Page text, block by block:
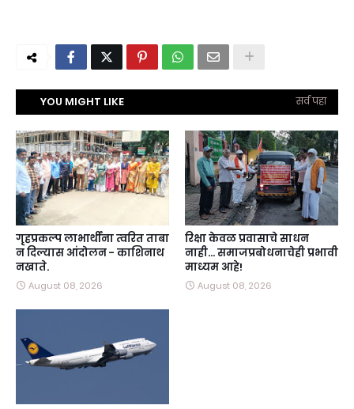
YOU MIGHT LIKE सर्व पहा
गृहप्रकल्प लाभार्थींना त्वरित ताबा
न दिल्यास आंदोलन - काशिनाथ
नखाते.
August 08, 2026
रिक्षा केवळ प्रवासाचे साधन
नाही… समाजप्रबोधनाचेही प्रभावी
माध्यम आहे!
August 08, 2026